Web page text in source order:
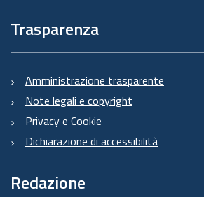
Trasparenza
Amministrazione trasparente
Note legali e copyright
Privacy e Cookie
Dichiarazione di accessibilità
Redazione